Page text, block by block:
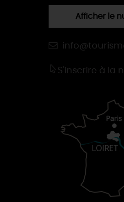
Afficher le
S'inscrire à la